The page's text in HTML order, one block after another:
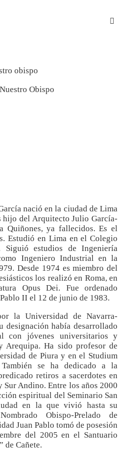
obispo
Nuestro Obispo
nació en la ciudad de Lima
hijo del Arquitecto Julio García-
Quiñones, ya fallecidos. Es el
Estudió en Lima en el Colegio
Siguió estudios de Ingeniería
Ingeniero Industrial en la
Desde 1974 es miembro del
los realizó en Roma, en
Opus Dei. Fue ordenado
II el 12 de junio de 1983.
la Universidad de Navarra-
designación había desarrollado
con jóvenes universitarios y
Arequipa. Ha sido profesor de
de Piura y en el Studium
se ha dedicado a la
retiros a sacerdotes en
Andino. Entre los años 2000
espiritual del Seminario San
en la que vivió hasta su
Obispo-Prelado de
Juan Pablo tomó de posesión
del 2005 en el Santuario
de Cañete.